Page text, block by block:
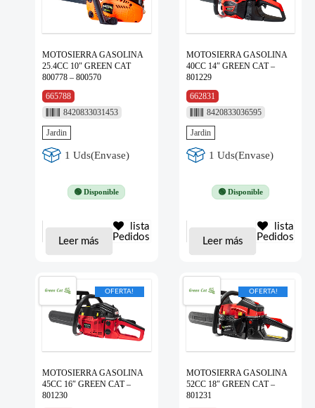
MOTOSIERRA GASOLINA
25.4CC 10″ GREEN CAT
800778 – 800570
665788
8420833031453
Jardin
1 Uds(Envase)
🟢 Disponible
Leer más
lista
Pedidos
MOTOSIERRA GASOLINA
40CC 14″ GREEN CAT –
801229
662831
8420833036595
Jardin
1 Uds(Envase)
🟢 Disponible
Leer más
lista
Pedidos
OFERTA!
MOTOSIERRA GASOLINA
45CC 16″ GREEN CAT –
801230
OFERTA!
MOTOSIERRA GASOLINA
52CC 18″ GREEN CAT –
801231